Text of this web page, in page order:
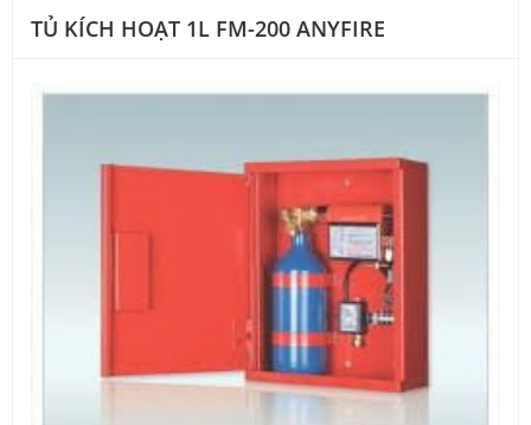
TỦ KÍCH HOẠT 1L FM-200 ANYFIRE